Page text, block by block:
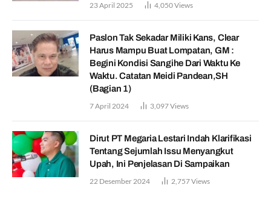
23 April 2025 4,050Views
Paslon Tak Sekadar Miliki Kans, Clear
Harus Mampu Buat Lompatan, GM :
Begini Kondisi Sangihe Dari Waktu Ke
Waktu. Catatan Meidi Pandean,SH
(Bagian 1)
7 April 2024 3,097Views
Dirut PT Megaria Lestari Indah Klarifikasi
Tentang Sejumlah Issu Menyangkut
Upah, Ini Penjelasan Di Sampaikan
22 Desember 2024 2,757Views